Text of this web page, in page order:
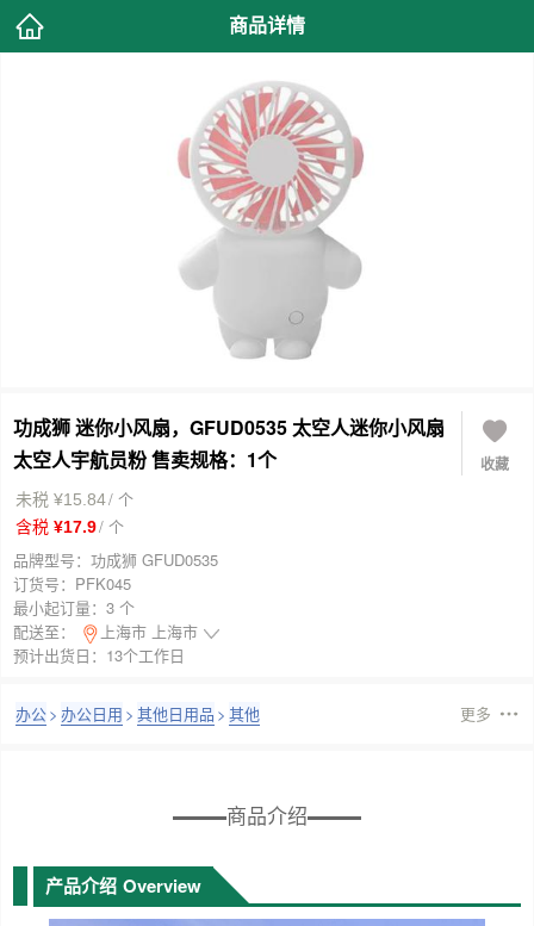
商品详情
功成狮 迷你小风扇，GFUD0535 太空人迷你小风扇
太空人宇航员粉 售卖规格：1个
收藏
未税 ¥15.84/ 个
含税 ¥17.9/ 个
品牌型号： 功成狮 GFUD0535
订货号： PFK045
最小起订量： 3 个
配送至：
上海市 上海市
预计出货日：13个工作日
办公> 办公日用 > 其他日用品 > 其他 更多
商品介绍
产品介绍 Overview